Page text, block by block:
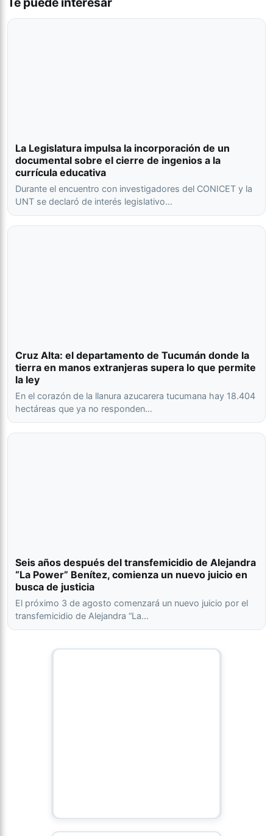
La Legislatura impulsa la incorporación de un
documental sobre el cierre de ingenios a la
currícula educativa
Durante el encuentro con investigadores del CONICET y la
UNT se declaró de interés legislativo…
Cruz Alta: el departamento de Tucumán donde la
tierra en manos extranjeras supera lo que permite
la ley
En el corazón de la llanura azucarera tucumana hay 18.404
hectáreas que ya no responden…
Seis años después del transfemicidio de Alejandra
“La Power” Benítez, comienza un nuevo juicio en
busca de justicia
El próximo 3 de agosto comenzará un nuevo juicio por el
transfemicidio de Alejandra “La…